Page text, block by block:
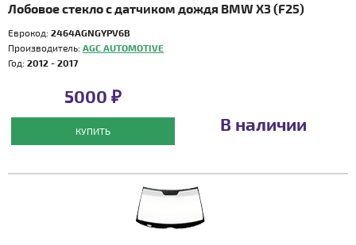
Лобовое стекло с датчиком дождя BMW X3 (F25)
Еврокод: 2464AGNGYPV6B
Производитель: AGC AUTOMOTIVE
Год: 2012 - 2017
5000 ₽
КУПИТЬ В наличии